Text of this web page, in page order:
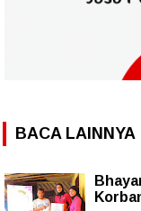
BACA LAINNYA